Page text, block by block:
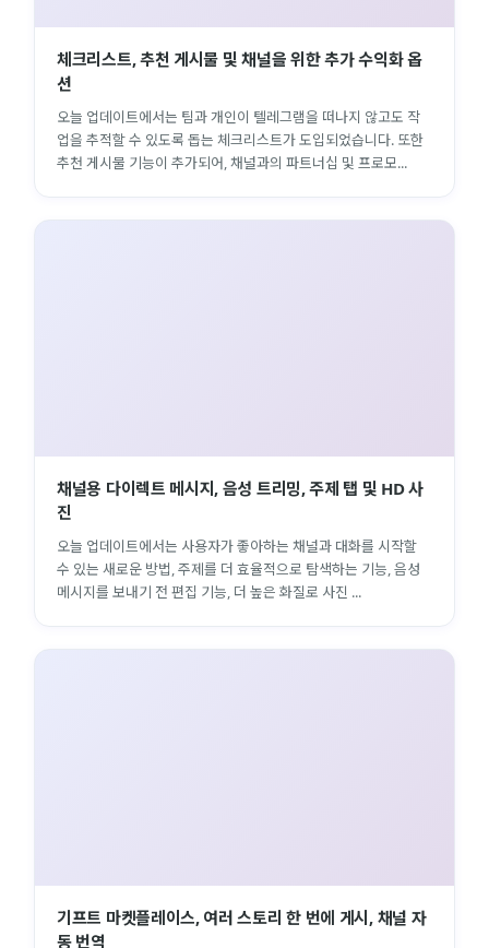
체크리스트, 추천 게시물 및 채널을 위한 추가 수익화 옵
션
오늘 업데이트에서는 팀과 개인이 텔레그램을 떠나지 않고도 작
업을 추적할 수 있도록 돕는 체크리스트가 도입되었습니다. 또한
추천 게시물 기능이 추가되어, 채널과의 파트너십 및 프로모...
채널용 다이렉트 메시지, 음성 트리밍, 주제 탭 및 HD 사
진
오늘 업데이트에서는 사용자가 좋아하는 채널과 대화를 시작할
수 있는 새로운 방법, 주제를 더 효율적으로 탐색하는 기능, 음성
메시지를 보내기 전 편집 기능, 더 높은 화질로 사진 ...
기프트 마켓플레이스, 여러 스토리 한 번에 게시, 채널 자
동 번역